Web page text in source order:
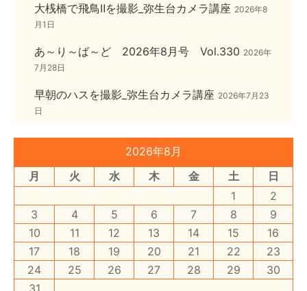
大桟橋で飛鳥Ⅱを撮影_弥生台カメラ講座 2026年8
月1日
あ～り～ば～ど 2026年8月号 Vol.330 2026年
7月28日
早朝のハスを撮影_弥生台カメラ講座 2026年7月23
日
2026年8月
月
火 水 木 金 土
日
1
2
3
4 5 6 7 8
9
10
11 12 13 14 15
16
17
18 19 20 21 22
23
24
25 26 27 28 29
30
31